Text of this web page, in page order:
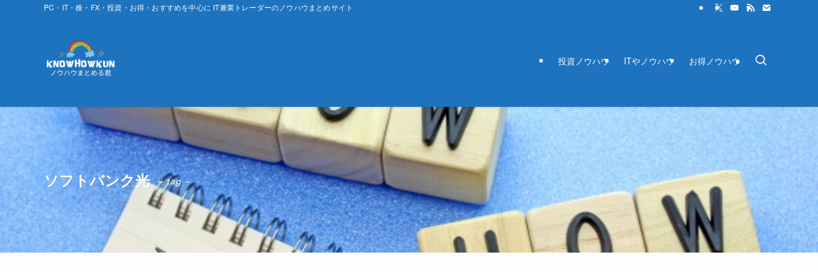
PC・IT・株・FX・投資・お得・おすすめを中心に IT兼業トレーダーのノウハウまとめサイト
投資ノウハウ ITやノウハウ お得ノウハウ
ソフトバンク光 – tag –